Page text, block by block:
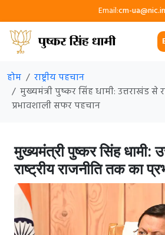
Email:cm-ua@nic.in
होम
राष्ट्रीय पहचान
मुख्यमंत्री पुष्कर सिंह धामी: उत्तराखंड से
प्रभावशाली सफर पहचान
मुख्यमंत्री पुष्कर सिंह धामी:
राष्ट्रीय राजनीति तक का